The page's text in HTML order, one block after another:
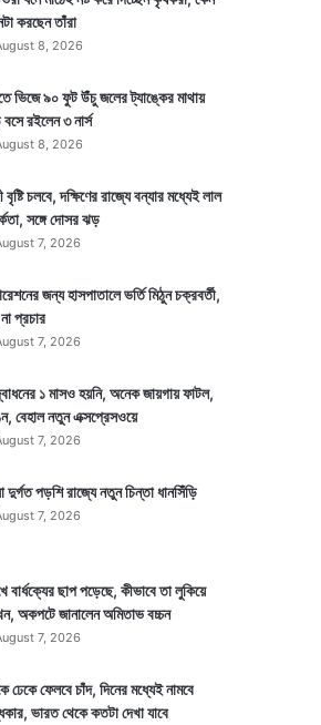
করছেন তাঁরা
8, 2026
ভিজে ৯০ ফুট উঁচু জলের ট্যাঙ্কের মাথায়
রইলেন ৩ নার্স
8, 2026
বৃষ্টি চলবে, দক্ষিণের রাজ্যে বন্যার মধ্যেই লাল
সঙ্গে দোসর ঝড়
7, 2026
জন্য হাসপাতালে ভর্তি মিঠুন চক্রবর্তী,
প্রচার
7, 2026
১ মাসও হয়নি, অনেক জায়গায় ফাটল,
বেহাল নতুন এক্সপ্রেসওয়ে
7, 2026
দুর্গত পড়শি রাজ্যে নতুন চিন্তা ধানসিঁড়ি
7, 2026
বার্ধক্যের ছাপ পড়েছে, কীভাবে তা লুকিয়ে
অকপটে জানালেন অমিতাভ বচ্চন
7, 2026
ঢেকে ফেলবে চাঁদ, দিনের মধ্যেই নামবে
ভারত থেকে কতটা দেখা যাবে